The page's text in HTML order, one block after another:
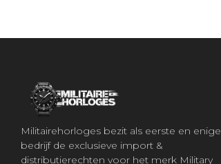
Militairehorloges bezit als eerste en enige
bedrijf de exclusieve import &
distributierechten voor het merk Military